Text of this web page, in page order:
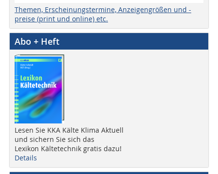
Themen, Erscheinungstermine, Anzeigengrößen und -
preise (print und online) etc.
Abo + Heft
Lesen Sie KKA Kälte Klima Aktuell
und sichern Sie sich das
Lexikon Kältetechnik gratis dazu!
Details